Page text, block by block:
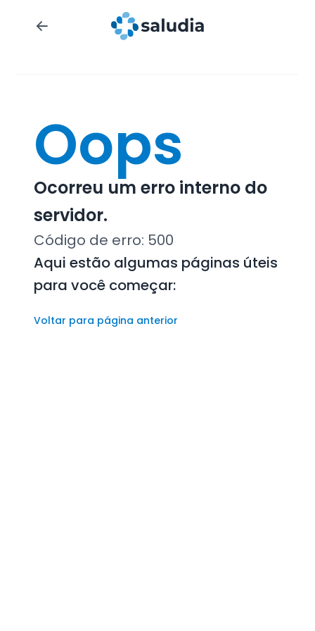
Oops
Ocorreu um erro interno do
servidor.
Código de erro: 500
Aqui estão algumas páginas úteis
para você começar:
Voltar para página anterior